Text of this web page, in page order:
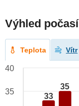
Výhled počasí
Teplota Vítr
33
35
40
35